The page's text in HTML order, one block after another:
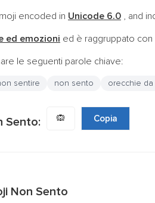
encoded in Unicode 6.0 , and
ed emozioni ed è raggruppato con
le seguenti parole chiave:
sentire non sento orecchie
Sento: 🙉 Copia
Non Sento